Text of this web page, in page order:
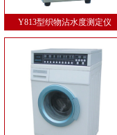
Y813型织物沾水度测定仪